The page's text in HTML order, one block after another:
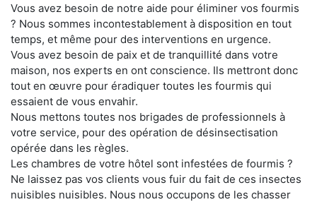
Vous avez besoin de notre aide pour éliminer vos fourmis
? Nous sommes incontestablement à disposition en tout
temps, et même pour des interventions en urgence.
Vous avez besoin de paix et de tranquillité dans votre
maison, nos experts en ont conscience. Ils mettront donc
tout en œuvre pour éradiquer toutes les fourmis qui
essaient de vous envahir.
Nous mettons toutes nos brigades de professionnels à
votre service, pour des opération de désinsectisation
opérée dans les règles.
Les chambres de votre hôtel sont infestées de fourmis ?
Ne laissez pas vos clients vous fuir du fait de ces insectes
nuisibles nuisibles. Nous nous occupons de les chasser